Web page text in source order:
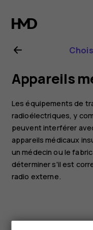
Guide
de
Nokia
G21
Appareils
Les équipements de
radioélectriques, y
peuvent interférer
appareils médicaux
un médecin ou le
déterminer s'il est
radio externe.